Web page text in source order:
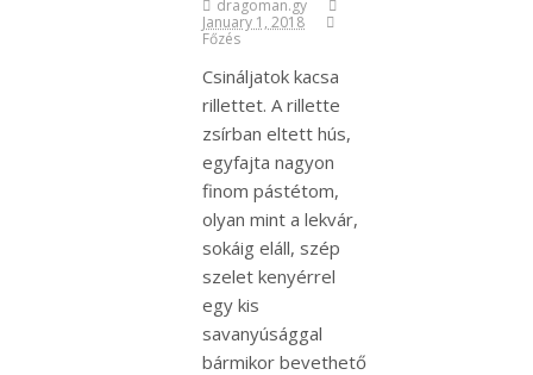
dragoman.gy
January 1, 2018
Főzés
Csináljatok kacsa
rillettet. A rillette
zsírban eltett hús,
egyfajta nagyon
finom pástétom,
olyan mint a lekvár,
sokáig eláll, szép
szelet kenyérrel
egy kis
savanyúsággal
bármikor bevethető